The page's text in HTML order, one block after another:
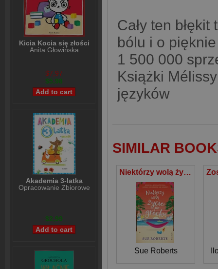
Kicia Kocia się złości
Anita Głowińska
$7,97
$5,98
Akademia 3-latka
Opracowanie Zbiorowe
$2,99
Cały ten
bólu i o
1 500 000
Książki
języków
SIMILAR
Niektórzy wolą życie po grecku
Sue Roberts